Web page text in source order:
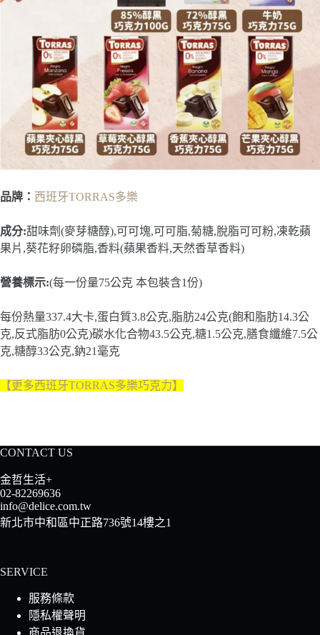
品牌： 西班牙TORRAS多樂
成分:甜味劑(麥芽糖醇),可可塊,可可脂,菊糖,脫脂可可粉,凍乾蘋
果片,葵花籽卵磷脂,香料(蘋果香料,天然香草香料)
營養標示:(每一份量75公克 本包裝含1份)
每份熱量337.4大卡,蛋白質3.8公克,脂肪24公克(飽和脂肪14.3公
克,反式脂肪0公克)碳水化合物43.5公克,糖1.5公克,膳食纖維7.5公
克,糖醇33公克,鈉21毫克
【更多西班牙TORRAS多樂巧克力】
CONTACT US
金哲生活+
02-82269636
info@delice.com.tw
新北市中和區中正路736號14樓之1
SERVICE
服務條款
隱私權聲明